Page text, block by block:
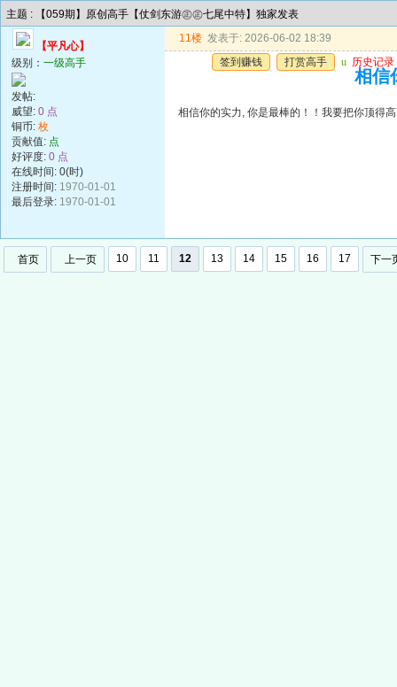
主题 : 【059期】原创高手【仗剑东游㊣㊣七尾中特】独家发表
【平凡心】
级别： 一级高手
发帖:
威望: 0 点
铜币: 枚
贡献值: 点
好评度: 0 点
在线时间: 0(时)
注册时间: 1970-01-01
最后登录: 1970-01-01
11楼 发表于: 2026-06-02 18:39
签到赚钱
打赏高手 u 历史记录
相信
相信你的实力, 你是最棒的！！我要把你顶得
首页 上一页 10 11 12 13 14 15 16 17 下一